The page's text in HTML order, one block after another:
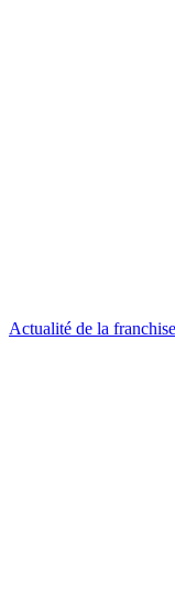
Actualité de la franchise